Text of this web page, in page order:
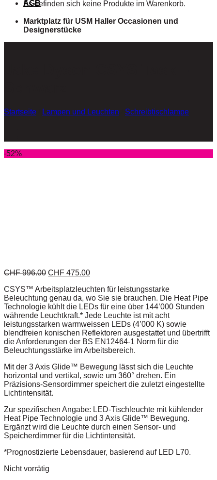
Es befinden sich keine Produkte im Warenkorb.
AGB
Marktplatz für USM Haller Occasionen und
Designerstücke
Startseite Lampen und Leuchten Schreibtischlampe
-52%
CHF996.00 CHF 475.00
CSYS™ Arbeitsplatzleuchten für leistungsstarke
Beleuchtung genau da, wo Sie sie brauchen. Die Heat Pipe
Technologie kühlt die LEDs für eine über 144’000 Stunden
währende Leuchtkraft.* Jede Leuchte ist mit acht
leistungsstarken warmweissen LEDs (4’000 K) sowie
blendfreien konischen Reflektoren ausgestattet und übertrifft
die Anforderungen der BS EN12464-1 Norm für die
Beleuchtungsstärke im Arbeitsbereich.
Mit der 3 Axis Glide™ Bewegung lässt sich die Leuchte
horizontal und vertikal, sowie um 360° drehen. Ein
Präzisions-Sensordimmer speichert die zuletzt eingestellte
Lichtintensität.
Zur spezifischen Angabe: LED-Tischleuchte mit kühlender
Heat Pipe Technologie und 3 Axis Glide™ Bewegung.
Ergänzt wird die Leuchte durch einen Sensor- und
Speicherdimmer für die Lichtintensität.
*Prognostizierte Lebensdauer, basierend auf LED L70.
Nicht vorrätig